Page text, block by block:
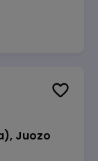
Juozo